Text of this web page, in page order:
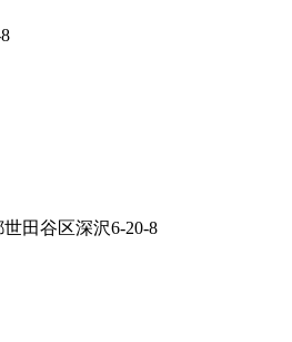
田谷区深沢6-20-8